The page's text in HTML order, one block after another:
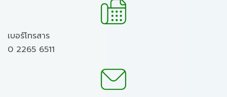
เบอร์โทรสาร
0 2265 6511